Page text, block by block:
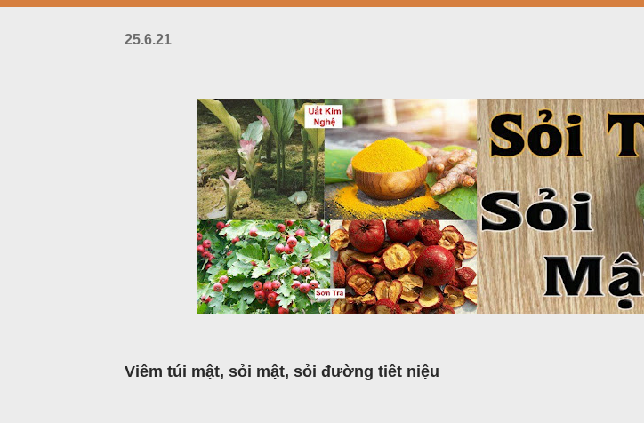
25.6.21
Viêm túi mật, sỏi mật, sỏi đường tiêt niệu